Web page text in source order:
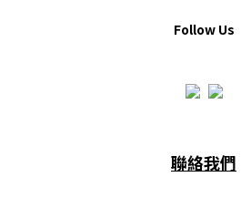
Follow Us
聯絡我們